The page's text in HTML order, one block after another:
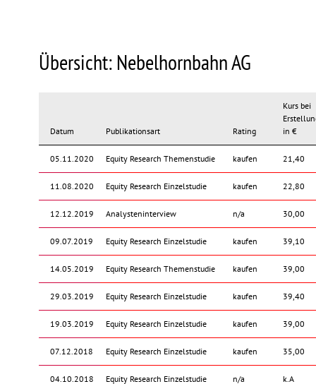
Übersicht: Nebelhornbahn AG
Datum Publikationsart Rating
Kurs bei
in €
05.11.2020 Equity Research Themenstudie kaufen 21,40
11.08.2020 Equity Research Einzelstudie kaufen 22,80
12.12.2019 Analysteninterview n/a 30,00
09.07.2019 Equity Research Einzelstudie kaufen 39,10
14.05.2019 Equity Research Themenstudie kaufen 39,00
29.03.2019 Equity Research Einzelstudie kaufen 39,40
19.03.2019 Equity Research Einzelstudie kaufen 39,00
07.12.2018 Equity Research Einzelstudie kaufen 35,00
04.10.2018 Equity Research Einzelstudie n/a k.A